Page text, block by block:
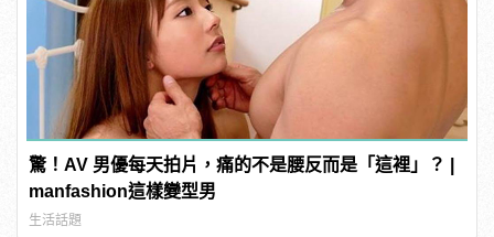
驚！AV 男優每天拍片，痛的不是腰反而是「這裡」？ |
manfashion這樣變型男
生活話題